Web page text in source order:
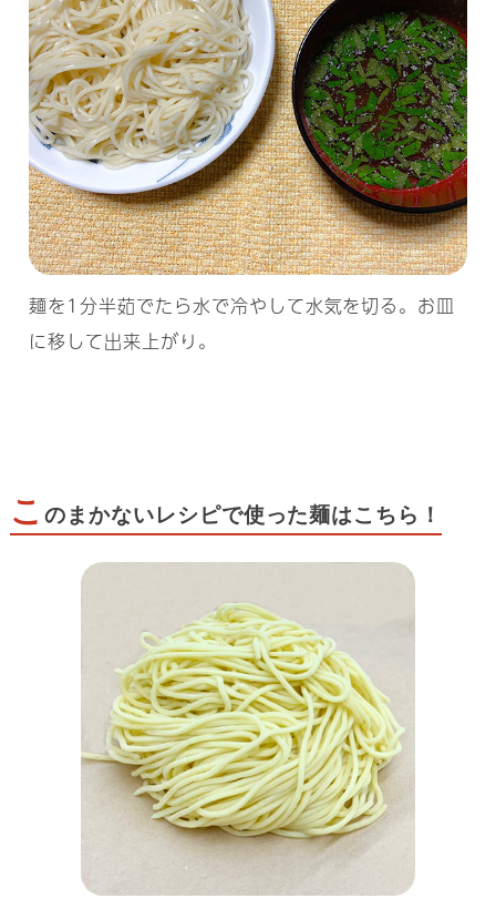
麺を1分半茹でたら水で冷やして水気を切る。お皿
に移して出来上がり。
こ のまかないレシピで使った麺はこちら！